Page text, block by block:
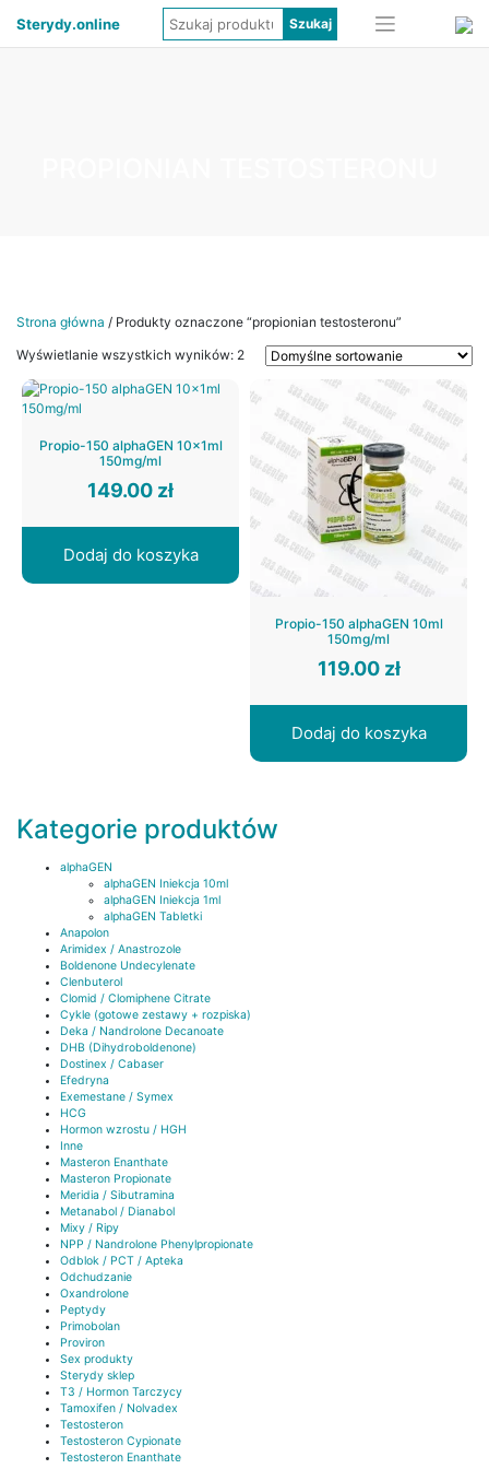
Sterydy.online
Strona główna / Produkty oznaczone “propionian testosteronu”
Wyświetlanie wszystkich wyników: 2
Propio-150 alphaGEN 10x1ml
150mg/ml
149.00 zł
Dodaj do koszyka
Propio-150 alphaGEN 10ml
150mg/ml
119.00 zł
Dodaj do koszyka
Kategorie produktów
alphaGEN
alphaGEN Iniekcja 10ml
alphaGEN Iniekcja 1ml
alphaGEN Tabletki
Anapolon
Arimidex / Anastrozole
Boldenone Undecylenate
Clenbuterol
Clomid / Clomiphene Citrate
Cykle (gotowe zestawy + rozpiska)
Deka / Nandrolone Decanoate
DHB (Dihydroboldenone)
Dostinex / Cabaser
Efedryna
Exemestane / Symex
HCG
Hormon wzrostu / HGH
Inne
Masteron Enanthate
Masteron Propionate
Meridia / Sibutramina
Metanabol / Dianabol
Mixy / Ripy
NPP / Nandrolone Phenylpropionate
Odblok / PCT / Apteka
Odchudzanie
Oxandrolone
Peptydy
Primobolan
Proviron
Sex produkty
Sterydy sklep
T3 / Hormon Tarczycy
Tamoxifen / Nolvadex
Testosteron
Testosteron Cypionate
Testosteron Enanthate